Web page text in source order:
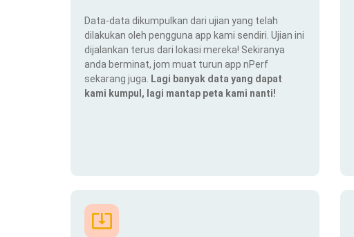
Data-data dikumpulkan dari ujian yang telah
dilakukan oleh pengguna app kami sendiri. Ujian ini
dijalankan terus dari lokasi mereka! Sekiranya
anda berminat, jom muat turun app nPerf
sekarang juga.
Lagi banyak data yang dapat
kami kumpul, lagi mantap peta kami nanti!